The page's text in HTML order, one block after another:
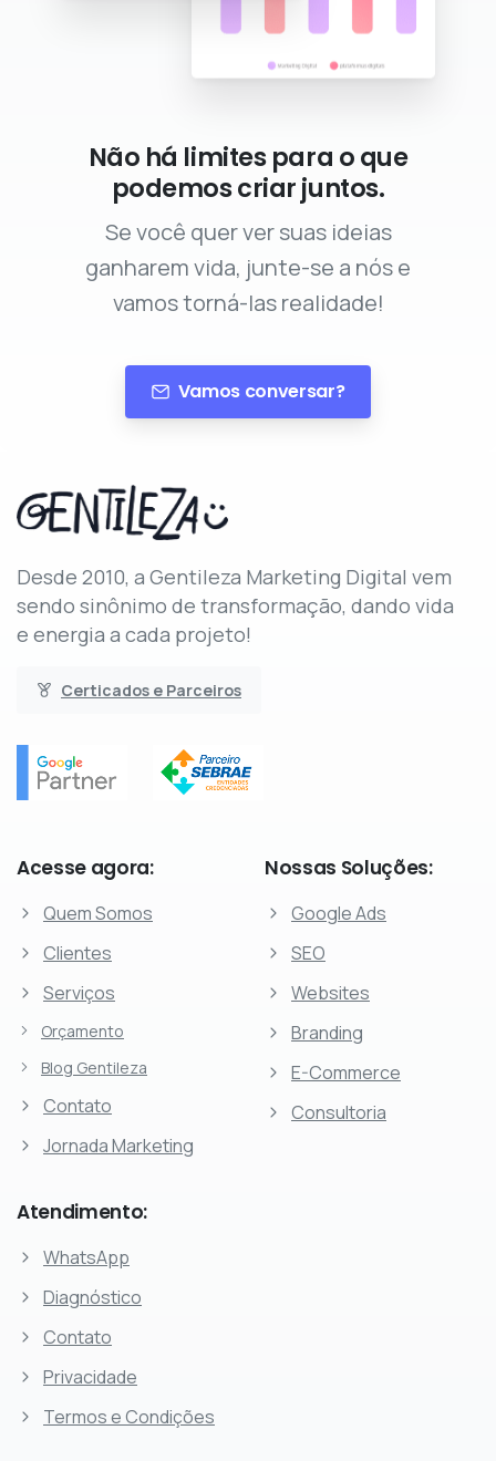
Não há limites para o que
podemos criar juntos.
Se você quer ver suas ideias
ganharem vida, junte-se a nós e
vamos torná-las realidade!
Vamos conversar?
Desde 2010, a Gentileza Marketing Digital vem
sendo sinônimo de transformação, dando vida
e energia a cada projeto!
Certicados e Parceiros
Acesse agora:
Quem Somos
Clientes
Serviços
Orçamento
Blog Gentileza
Contato
Jornada Marketing
Nossas Soluções:
Google Ads
SEO
Websites
Branding
E-Commerce
Consultoria
Atendimento:
WhatsApp
Diagnóstico
Contato
Privacidade
Termos e Condições